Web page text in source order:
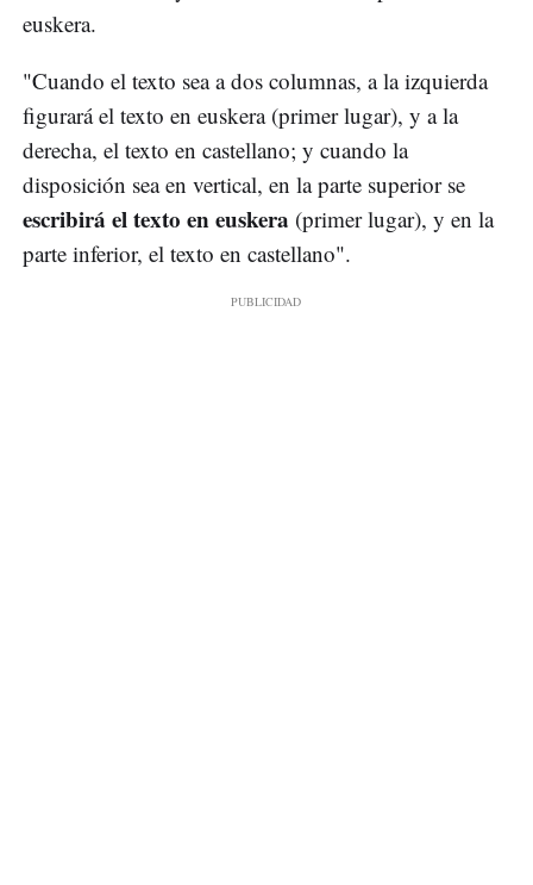
euskera.
"Cuando el texto sea a dos columnas, a la izquierda
figurará el texto en euskera (primer lugar), y a la
derecha, el texto en castellano; y cuando la
disposición sea en vertical, en la parte superior se
escribirá el texto en euskera (primer lugar), y en la
parte inferior, el texto en castellano".